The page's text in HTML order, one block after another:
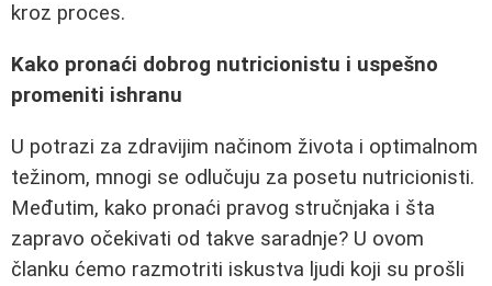
kroz proces.
Kako pronaći dobrog nutricionistu i uspešno
promeniti ishranu
U potrazi za zdravijim načinom života i optimalnom
težinom, mnogi se odlučuju za posetu nutricionisti.
Međutim, kako pronaći pravog stručnjaka i šta
zapravo očekivati od takve saradnje? U ovom
članku ćemo razmotriti iskustva ljudi koji su prošli